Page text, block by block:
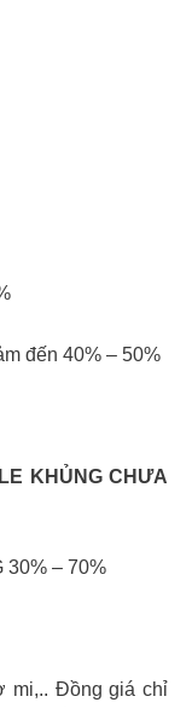
đến 40% – 50%
KHỦNG CHƯA
30% – 70%
mi,.. Đồng giá chỉ